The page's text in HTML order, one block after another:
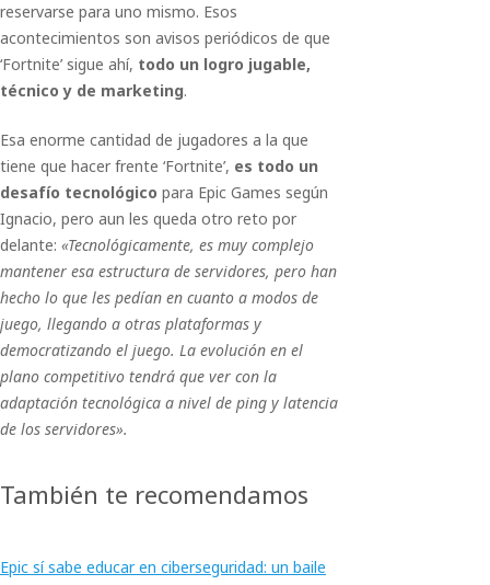
reservarse para uno mismo. Esos
acontecimientos son avisos periódicos de que
‘Fortnite’ sigue ahí, todo un logro jugable,
técnico y de marketing.
Esa enorme cantidad de jugadores a la que
tiene que hacer frente ‘Fortnite’, es todo un
desafío tecnológico para Epic Games según
Ignacio, pero aun les queda otro reto por
delante: «Tecnológicamente, es muy complejo
mantener esa estructura de servidores, pero han
hecho lo que les pedían en cuanto a modos de
juego, llegando a otras plataformas y
democratizando el juego. La evolución en el
plano competitivo tendrá que ver con la
adaptación tecnológica a nivel de ping y latencia
de los servidores».
También te recomendamos
Epic sí sabe educar en ciberseguridad: un baile